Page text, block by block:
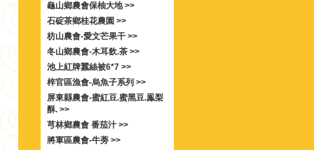
龜山鄉農會保柚大地 >>
石碇茶鄉桂花農園 >>
枋山農會-愛文芒果干 >>
冬山鄉農會-木耳飲.茶 >>
池上紅牌蠶絲被6*7 >>
梓官區漁會-烏魚子系列 >>
屏東縣農會-蜜紅豆.蜜黑豆.鳯梨
酥. >>
芎林鄉農會 番茄汁 >>
將軍區農會-牛蒡 >>